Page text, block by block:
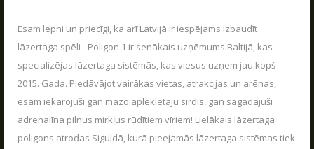
Esam lepni un priecīgi, ka arī Latvijā ir iespējams izbaudīt
lāzertaga spēli - Poligon 1 ir senākais uzņēmums Baltijā, kas
specializējas lāzertaga sistēmās, kas viesus uzņem jau kopš
2015. Gada. Piedāvājot vairākas vietas, atrakcijas un arēnas,
esam iekarojuši gan mazo apleklētāju sirdis, gan sagādājuši
adrenalīna pilnus mirkļus rūdītiem vīriem! Lielākais lāzertaga
poligons atrodas Siguldā, kurā pieejamās lāzertaga sistēmas tiek